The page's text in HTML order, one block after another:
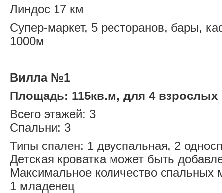
Линдос 17 км
Супер-маркет, 5 ресторанов, бары,
1000м
Вилла №1
Площадь: 115кв.м, для 4 взрослых
Всего этажей: 3
Спальни: 3
Типы спален: 1 двуспальная, 2
Детская кроватка может быть
Максимальное количество спальных
1 младенец